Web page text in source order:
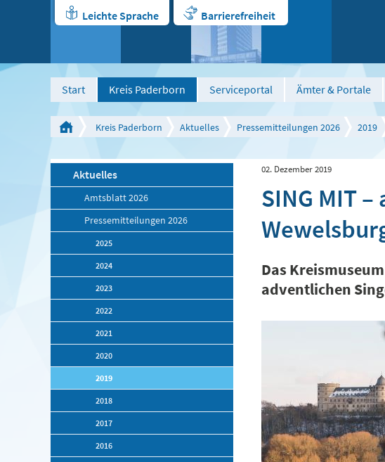
Leichte Sprache Barrierefreiheit
Start Kreis Paderborn Serviceportal Ämter & Portale
Kreis Paderborn Aktuelles Pressemitteilungen 2026 2019
Aktuelles
Amtsblatt 2026
Pressemitteilungen 2026
2025
2024
2023
2022
2021
2020
2019
2018
2017
2016
02. Dezember 2019
SING MIT
Das
adventlichen